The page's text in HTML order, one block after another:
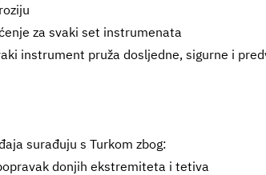
za svaki set instrumenata
instrument pruža dosljedne, sigurne i
surađuju s Turkom zbog:
donjih ekstremiteta i tetiva